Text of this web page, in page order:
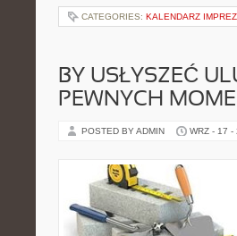
CATEGORIES: KALENDARZ
BY USŁYSZEĆ
PEWNYCH
POSTED BY ADMIN WRZ - 17 -